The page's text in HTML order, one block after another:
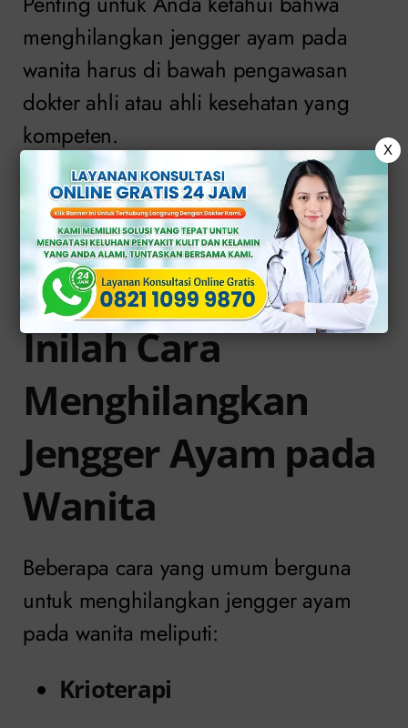
menghilangkan jengger ayam pada
wanita harus di bawah pengawasan
dokter ahli atau ahli kesehatan yang
kompeten.
Mereka akan memberikan diagnosis
yang akurat dan memberikan
pengobatan yang tepat sesuai dengan
kondisi Anda.
Inilah Cara
Menghilangkan
Jengger Ayam pada
Wanita
Beberapa cara yang umum berguna
untuk menghilangkan jengger ayam
pada wanita meliputi:
Krioterapi
X